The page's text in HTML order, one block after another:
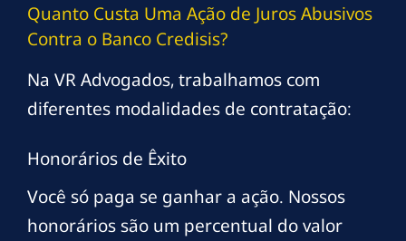
Quanto Custa Uma Ação de Juros Abusivos
Contra o Banco Credisis?
Na VR Advogados, trabalhamos com
diferentes modalidades de contratação:
Honorários de Êxito
Você só paga se ganhar a ação. Nossos
honorários são um percentual do valor